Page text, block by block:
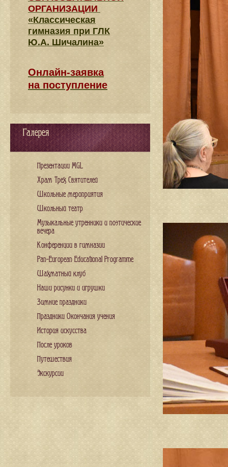
ОРГАНИЗАЦИИ
«Классическая
гимназия при ГЛК
Ю.А. Шичалина»
Онлайн-заявка
на поступление
Галерея
Презентации MGL
Храм Трех Святителей
Школьные мероприятия
Школьный театр
Музыкальные утренники и поэтические
вечера
Конференции в гимназии
Pan-European Educational Programme
Шахматный клуб
Наши рисунки и игрушки
Зимние праздники
Праздники Окончания учения
История искусства
После уроков
Путешествия
Экскурсии